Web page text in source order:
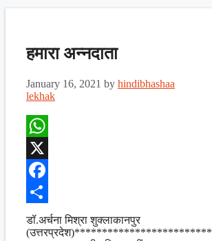
हमारा अन्नदाता
January 16, 2021 by hindibhashaa
lekhak
WhatsApp
X
Facebook
Share
डॉ.अर्चना मिश्रा शुक्लाकानपुर
(उत्तरप्रदेश)*************************